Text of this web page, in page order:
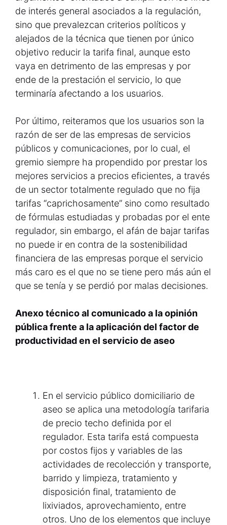
de interés general asociados a la regulación,
sino que prevalezcan criterios políticos y
alejados de la técnica que tienen por único
objetivo reducir la tarifa final, aunque esto
vaya en detrimento de las empresas y por
ende de la prestación el servicio, lo que
terminaría afectando a los usuarios.
Por último, reiteramos que los usuarios son la
razón de ser de las empresas de servicios
públicos y comunicaciones, por lo cual, el
gremio siempre ha propendido por prestar los
mejores servicios a precios eficientes, a través
de un sector totalmente regulado que no fija
tarifas “caprichosamente” sino como resultado
de fórmulas estudiadas y probadas por el ente
regulador, sin embargo, el afán de bajar tarifas
no puede ir en contra de la sostenibilidad
financiera de las empresas porque el servicio
más caro es el que no se tiene pero más aún el
que se tenía y se perdió por malas decisiones.
Anexo técnico al comunicado a la opinión
pública frente a la aplicación del factor de
productividad en el servicio de aseo
En el servicio público domiciliario de
aseo se aplica una metodología tarifaria
de precio techo definida por el
regulador. Esta tarifa está compuesta
por costos fijos y variables de las
actividades de recolección y transporte,
barrido y limpieza, tratamiento y
disposición final, tratamiento de
lixiviados, aprovechamiento, entre
otros. Uno de los elementos que incluye